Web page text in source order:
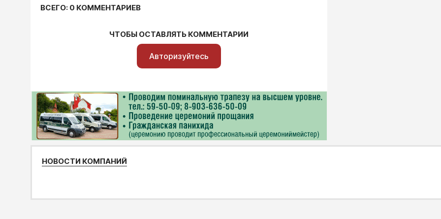
ВСЕГО: 0 КОММЕНТАРИЕВ
ЧТОБЫ ОСТАВЛЯТЬ КОММЕНТАРИИ
Авторизуйтесь
НОВОСТИ КОМПАНИЙ